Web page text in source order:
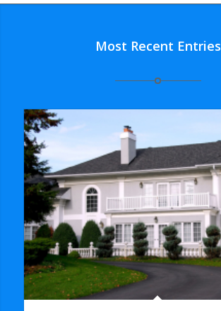
Most Recent Entries